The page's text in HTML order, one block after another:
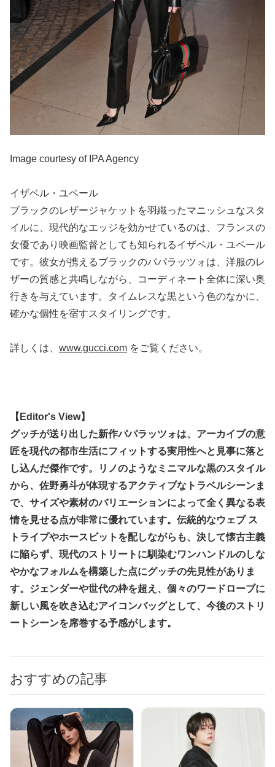
Image courtesy of IPA Agency
イザベル・ユペール
ブラックのレザージャケットを羽織ったマニッシュなスタ
イルに、現代的なエッジを効かせているのは、フランスの
女優であり映画監督としても知られるイザベル・ユペール
です。彼女が携えるブラックのパパラッツォは、洋服のレ
ザーの質感と共鳴しながら、コーディネート全体に深い奥
行きを与えています。タイムレスな黒という色のなかに、
確かな個性を宿すスタイリングです。
詳しくは、 www.gucci.com をご覧ください。
【Editor's View】
グッチが送り出した新作パパラッツォは、アーカイブの意
匠を現代の都市生活にフィットする実用性へと見事に落と
し込んだ傑作です。リノのようなミニマルな黒のスタイル
から、佐野勇斗が体現するアクティブなトラベルシーンま
で、サイズや素材のバリエーションによって全く異なる表
情を見せる点が非常に優れています。伝統的なウェブ ス
トライプやホースビットを配しながらも、決して懐古主義
に陥らず、現代のストリートに馴染むワンハンドルのしな
やかなフォルムを構築した点にグッチの先見性がありま
す。ジェンダーや世代の枠を超え、個々のワードローブに
新しい風を吹き込むアイコンバッグとして、今後のストリ
ートシーンを席巻する予感がします。
おすすめの記事